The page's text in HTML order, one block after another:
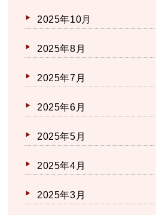
2025年10月
2025年8月
2025年7月
2025年6月
2025年5月
2025年4月
2025年3月